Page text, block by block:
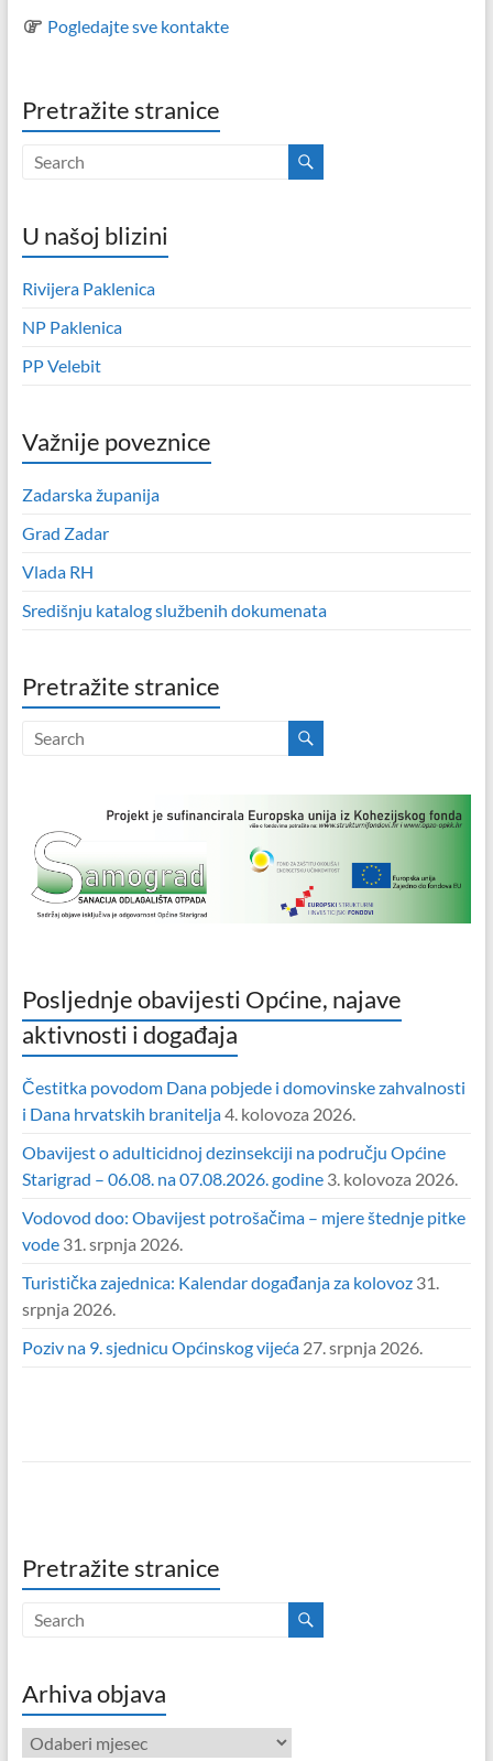
Pogledajte sve kontakte
Pretražite stranice
U našoj blizini
Rivijera Paklenica
NP Paklenica
PP Velebit
Važnije poveznice
Zadarska županija
Grad Zadar
Vlada RH
Središnju katalog službenih dokumenata
Pretražite stranice
Posljednje obavijesti Općine, najave
aktivnosti i događaja
Čestitka povodom Dana pobjede i domovinske zahvalnosti
i Dana hrvatskih branitelja4. kolovoza 2026.
Obavijest o adulticidnoj dezinsekciji na području Općine
Starigrad – 06.08. na 07.08.2026. godine 3. kolovoza 2026.
Vodovod doo: Obavijest potrošačima – mjere štednje pitke
vode 31. srpnja 2026.
Turistička zajednica: Kalendar događanja za kolovoz 31.
srpnja 2026.
Poziv na 9. sjednicu Općinskog vijeća 27. srpnja 2026.
Pretražite stranice
Arhiva objava
Arhiva